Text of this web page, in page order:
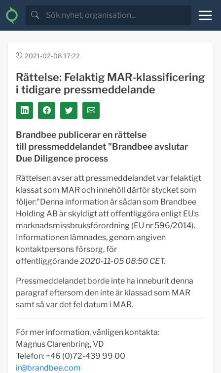
2021-02-08 17:22
Rättelse: Felaktig MAR-klassificering
i tidigare pressmeddelande
Brandbee publicerar en rättelse
till pressmeddelandet "Brandbee avslutar
Due Diligence process
Rättelsen avser att pressmeddelandet var felaktigt
klassat som MAR och innehöll därför stycket som
följer:"Denna information är sådan som Brandbee
Holding AB är skyldigt att offentliggöra enligt EU:s
marknadsmissbruksförordning (EU nr 596/2014).
Informationen lämnades, genom angiven
kontaktpersons försorg, för
offentliggörande2020-11-05 08:50 CET.
Pressmeddelandet borde inte ha inneburit denna
paragraf eftersom den inte är klassad som MAR
samt så var det fel datum i MAR.
För mer information, vänligen kontakta:
Magnus Clarenbring, VD
Telefon: +46 (0)72-439 99 00
ir@brandbee.com